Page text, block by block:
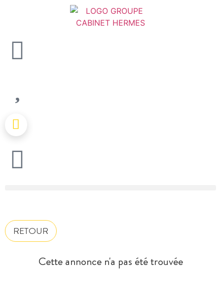
RETOUR
Cette annonce n'a pas été trouvée